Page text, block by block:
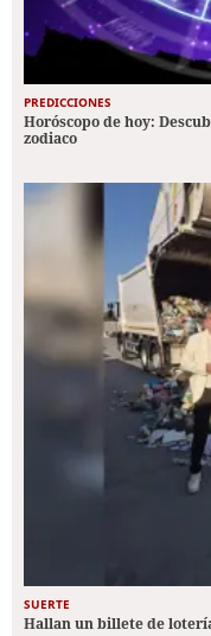
PREDICCIONES
Horóscopo de hoy:
zodiaco
SUERTE
Hallan un billete de